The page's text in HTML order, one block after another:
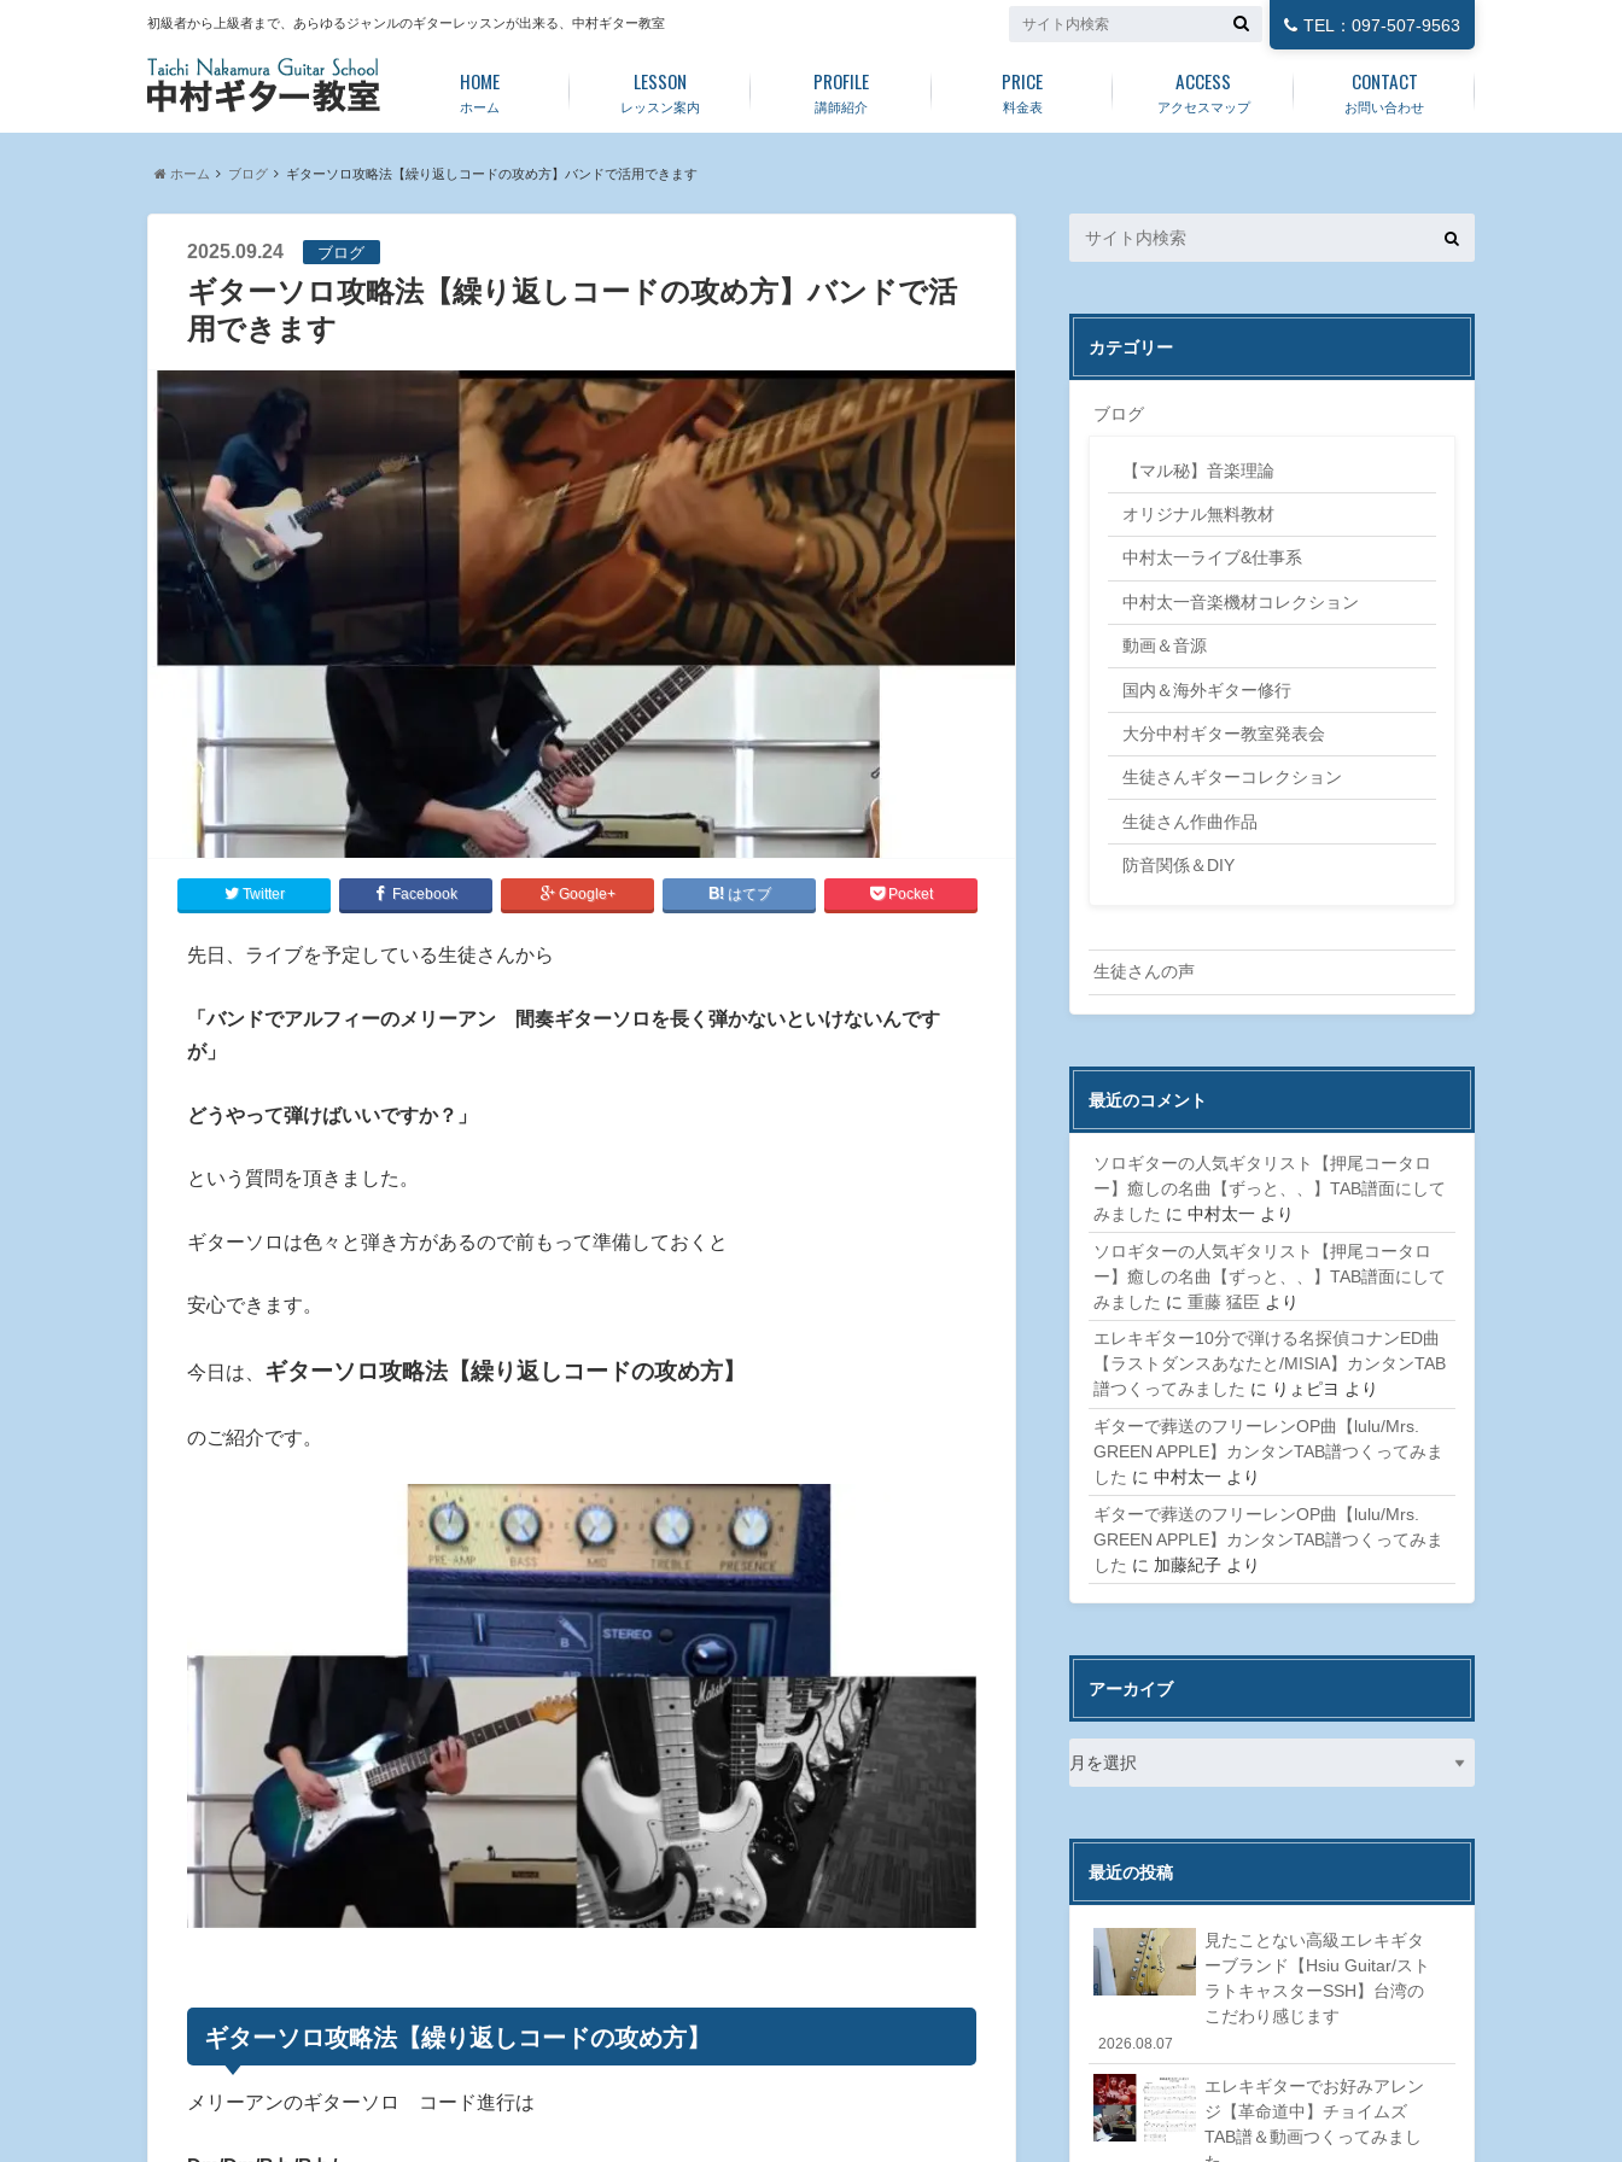
初級者から上級者まで、あらゆるジャンルのギターレッスンが出来る、中村ギター教室 TEL：097-507-9563
ホーム
HOME
レッスン案内
LESSON
講師紹介
PROFILE
料金表
PRICE
アクセスマップ
ACCESS
お問い合わせ
CONTACT
ホーム ブログ ギターソロ攻略法【繰り返しコードの攻め方】バンドで活用できます
2025.09.24 ブログ
ギターソロ攻略法【繰り返しコードの攻め方】バンドで活
用できます
Twitter Facebook Google+ はてブ Pocket
先日、ライブを予定している生徒さんから
「バンドでアルフィーのメリーアン 間奏ギターソロを長く弾かないといけないんです
が」
どうやって弾けばいいですか？」
という質問を頂きました。
ギターソロは色々と弾き方があるので前もって準備しておくと
安心できます。
今日は、 ギターソロ攻略法【繰り返しコードの攻め方】
のご紹介です。
ギターソロ攻略法【繰り返しコードの攻め方】
メリーアンのギターソロ コード進行は
カテゴリー
ブログ
【マル秘】音楽理論
オリジナル無料教材
中村太一ライブ&仕事系
中村太一音楽機材コレクション
動画＆音源
国内＆海外ギター修行
大分中村ギター教室発表会
生徒さんギターコレクション
生徒さん作曲作品
防音関係＆DIY
生徒さんの声
最近のコメント
ソロギターの人気ギタリスト【押尾コータロ
ー】癒しの名曲【ずっと、、】TAB譜面にして
みました に中村太一 より
ソロギターの人気ギタリスト【押尾コータロ
ー】癒しの名曲【ずっと、、】TAB譜面にして
みました に重藤 猛臣 より
エレキギター10分で弾ける名探偵コナンED曲
【ラストダンスあなたと/MISIA】カンタンTAB
譜つくってみました に りょピヨ より
ギターで葬送のフリーレンOP曲【lulu/Mrs.
GREEN APPLE】カンタンTAB譜つくってみま
した に中村太一 より
ギターで葬送のフリーレンOP曲【lulu/Mrs.
GREEN APPLE】カンタンTAB譜つくってみま
した に 加藤紀子 より
アーカイブ
最近の投稿
見たことない高級エレキギタ
ーブランド【Hsiu Guitar/スト
ラトキャスターSSH】台湾の
こだわり感じます
2026.08.07
エレキギターでお好みアレン
ジ【革命道中】チョイムズ
TAB譜＆動画つくってみまし